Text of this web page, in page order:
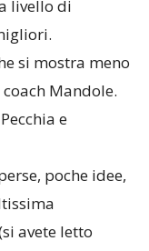
livello di
si mostra meno
Mandole.
e
poche idee,
avete letto